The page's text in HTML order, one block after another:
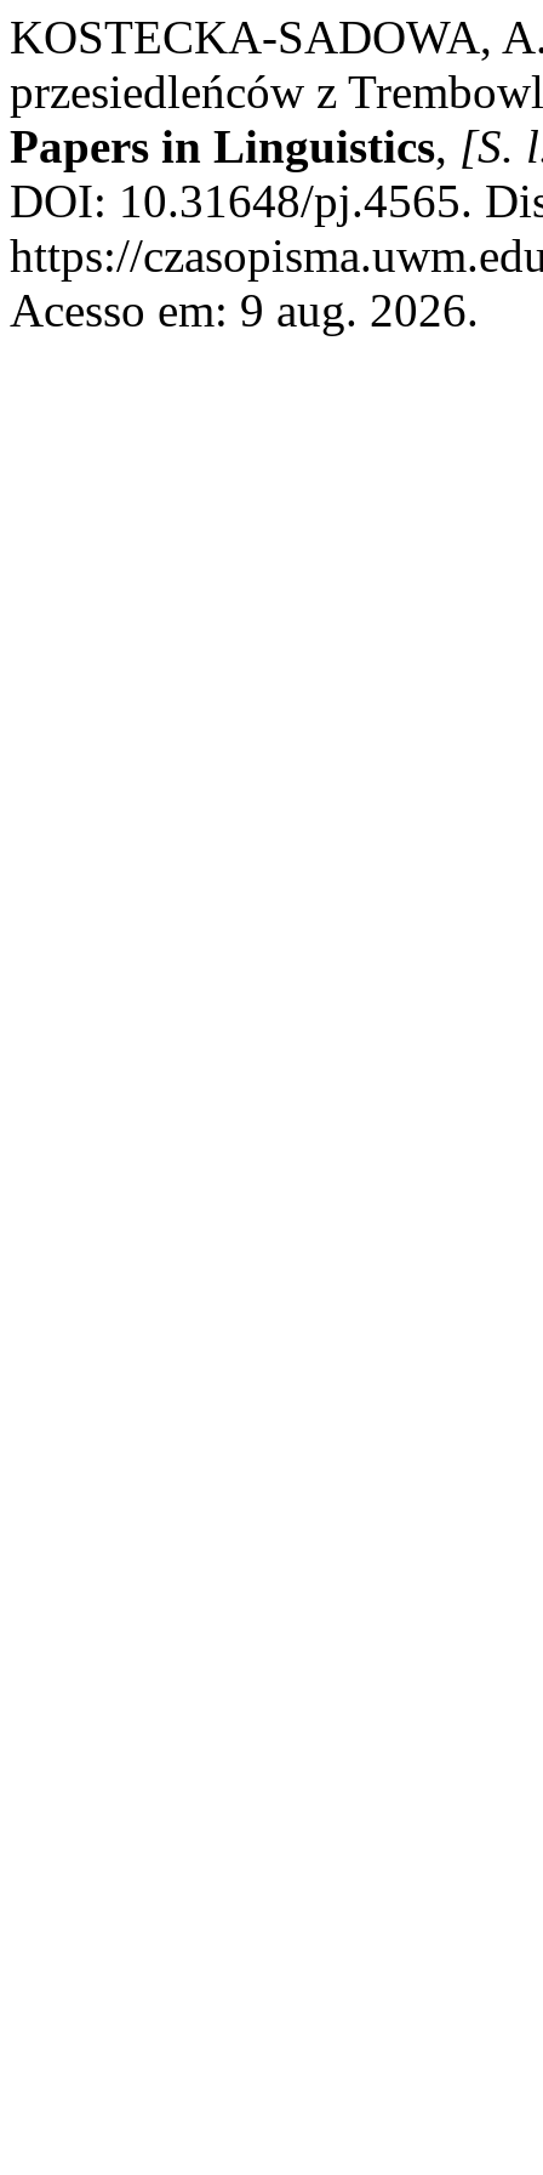
KOSTECKA-SADOWA,
przesiedleńców z
Papers in Linguistics, [S.
DOI: 10.31648/pj.4565.
https://
Acesso em: 9 aug. 2026.